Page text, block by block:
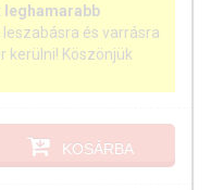
leghamarabb
és varrásra
kerülni! Köszönjük
KOSÁRBA